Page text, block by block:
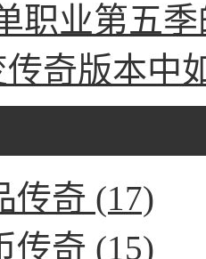
职业第五
传奇版本中
传奇 (17)
传奇 (15)